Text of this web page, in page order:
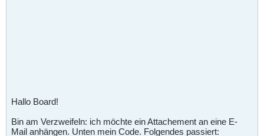
Hallo Board!
Bin am Verzweifeln: ich möchte ein Attachement an eine E-
Mail anhängen. Unten mein Code. Folgendes passiert: